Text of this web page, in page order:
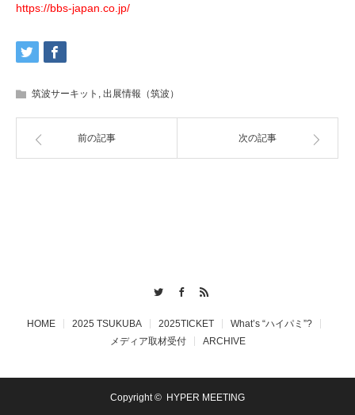
https://bbs-japan.co.jp/
筑波サーキット , 出展情報（筑波）
前の記事 次の記事
HOME 2025 TSUKUBA 2025TICKET
What’s “ハイパミ”?
メディア取材受付
ARCHIVE
Copyright © HYPER MEETING